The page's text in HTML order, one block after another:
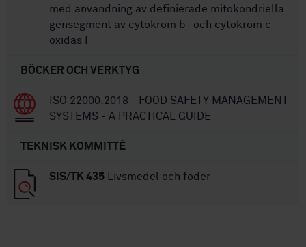
med användning av definierade mitokondriella
gensegment av cytokrom b- och cytokrom c-
oxidas I
BÖCKER OCH VERKTYG
ISO 22000:2018 - FOOD SAFETY MANAGEMENT
SYSTEMS - A PRACTICAL GUIDE
TEKNISK KOMMITTÉ
SIS/TK 435 Livsmedel och foder